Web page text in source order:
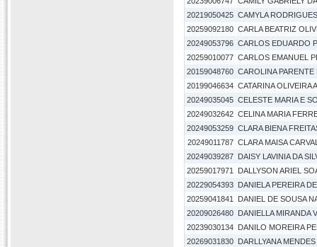
20219050425 CAMYLA
20259092180 CARLA BEATRIZ
20249053796 CARLOS EDUARDO
20259010077 CARLOS EMANUEL
20159048760 CAROLINA PARENTE
20199046634 CATARINA OLIVEIRA
20249035045 CELESTE MARIA E
20249032642 CELINA MARIA
20249053259 CLARA BIENA
20249011787 CLARA MAISA
20249039287 DAISY LAVINIA DA
20259017971
DALLYSON ARIEL
20229054393 DANIELA PEREIRA
20259041841
DANIEL DE SOUSA
20209026480 DANIELLA MIRANDA
20239030134 DANILO MOREIRA
20269031830 DARLLYANA